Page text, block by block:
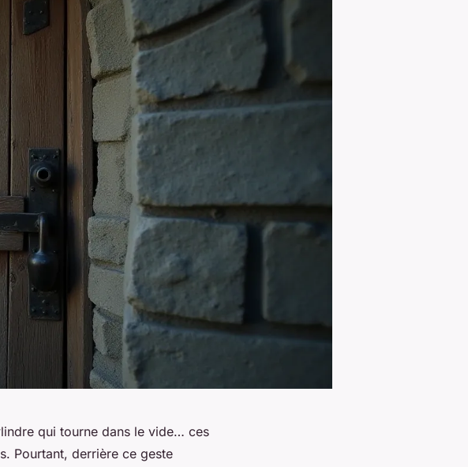
qui tourne dans le vide… ces
Pourtant, derrière ce geste